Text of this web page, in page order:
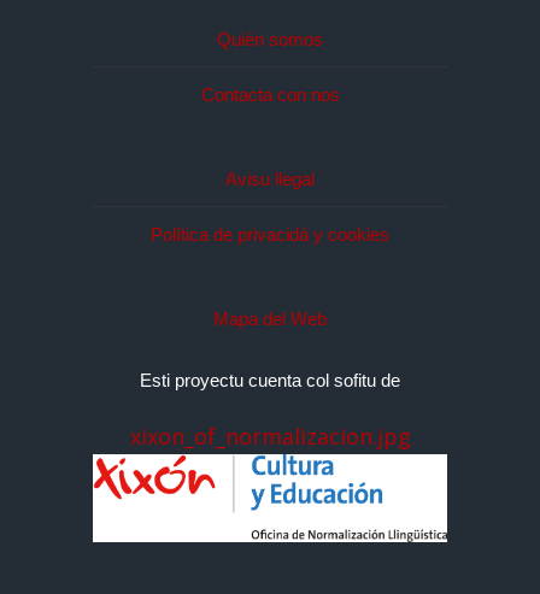
Quién somos
Contacta con nos
Avisu llegal
Política de privacidá y cookies
Mapa del Web
Esti proyectu cuenta col sofitu de
xixon_of_normalizacion.jpg